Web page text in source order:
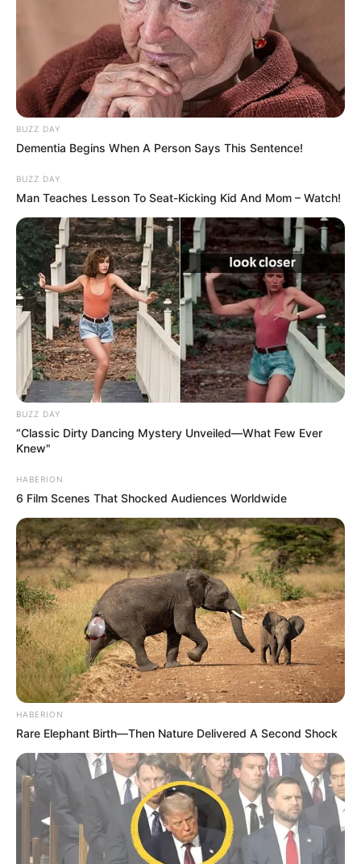
BUZZ DAY
Dementia Begins When A Person Says This Sentence!
BUZZ DAY
Man Teaches Lesson To Seat-Kicking Kid And Mom – Watch!
BUZZ DAY
“Classic Dirty Dancing Mystery Unveiled—What Few Ever
Knew"
HABERION
6 Film Scenes That Shocked Audiences Worldwide
HABERION
Rare Elephant Birth—Then Nature Delivered A Second Shock